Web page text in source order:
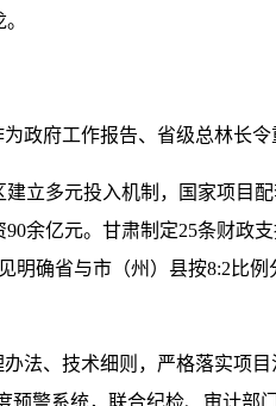
政府工作报告、省级总林长
立多元投入机制，国家项目
余亿元。甘肃制定25条财
确省与市（州）县按8:2比
法、技术细则，严格落实项
警系统，联合纪检、审计